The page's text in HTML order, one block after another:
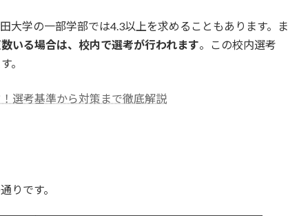
大学の一部学部では4.3以上を求めることもあります。ま
いる場合は、校内で選考が行われます。この校内選考
。
選考基準から対策まで徹底解説
りです。